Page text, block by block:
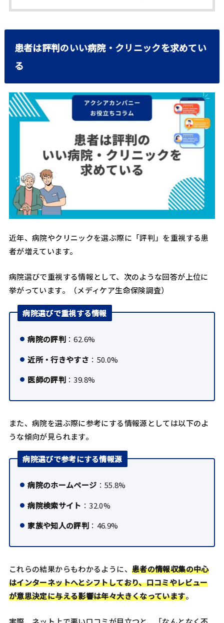
患者は評判のいい病院・クリニックを求めてい
る
近年、病院やクリニックを選ぶ際に「評判」を重視する患
者が増えています。
病院選びで重視する情報として、次のような回答が上位に
挙がっています。（メディケア生命保険調査）
病院選びで重視する情報
病院の評判 ：62.6%
近所・行きやすさ ：50.0%
医師の評判 ：39.8%
また、病院を選ぶ際に参考にする情報源としては以下のよ
うな傾向が見られます。
病院選びで参考にする情報源
病院のホームページ ：55.8%
病院検索サイト ：32.0%
家族や知人の評判 ：46.9%
これらの結果からもわかるように、 患者の情報収集の中心
はインターネットへとシフトしており、口コミやレビュー
が意思決定に与える影響は年々大きくなっています。